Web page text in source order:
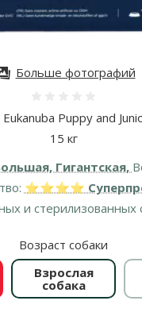
Puppy and
15 кг
Гигантская,
⭐⭐⭐⭐
и стерилизованных
Возраст собаки
Взрослая
собака
Больше фотографий